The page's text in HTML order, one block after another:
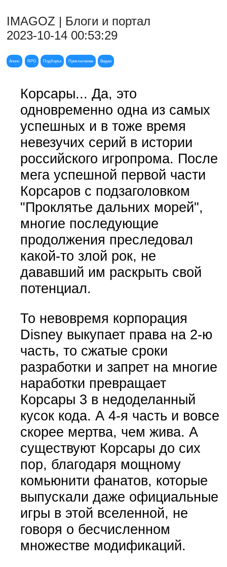
IMAGOZ | Блоги и портал
2023-10-14 00:53:29
Анонс RPG Подборка Приключение Видео
Корсары... Да, это
одновременно одна из самых
успешных и в тоже время
невезучих серий в истории
российского игропрома. После
мега успешной первой части
Корсаров с подзаголовком
"Проклятье дальних морей",
многие последующие
продолжения преследовал
какой-то злой рок, не
дававший им раскрыть свой
потенциал.
То невовремя корпорация
Disney выкупает права на 2-ю
часть, то сжатые сроки
разработки и запрет на многие
наработки превращает
Корсары 3 в недоделанный
кусок кода. А 4-я часть и вовсе
скорее мертва, чем жива. А
существуют Корсары до сих
пор, благодаря мощному
комьюнити фанатов, которые
выпускали даже официальные
игры в этой вселенной, не
говоря о бесчисленном
множестве модификаций.